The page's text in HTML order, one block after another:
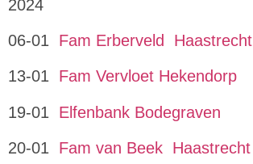
2024
06-01 Fam Erberveld Haastrecht
13-01 Fam Vervloet Hekendorp
19-01 Elfenbank Bodegraven
20-01 Fam van Beek Haastrecht